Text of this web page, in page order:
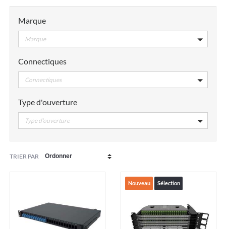
Marque
Marque
Connectiques
Connectiques
Type d'ouverture
Type d'ouverture
TRIER PAR
Nouveau Sélection